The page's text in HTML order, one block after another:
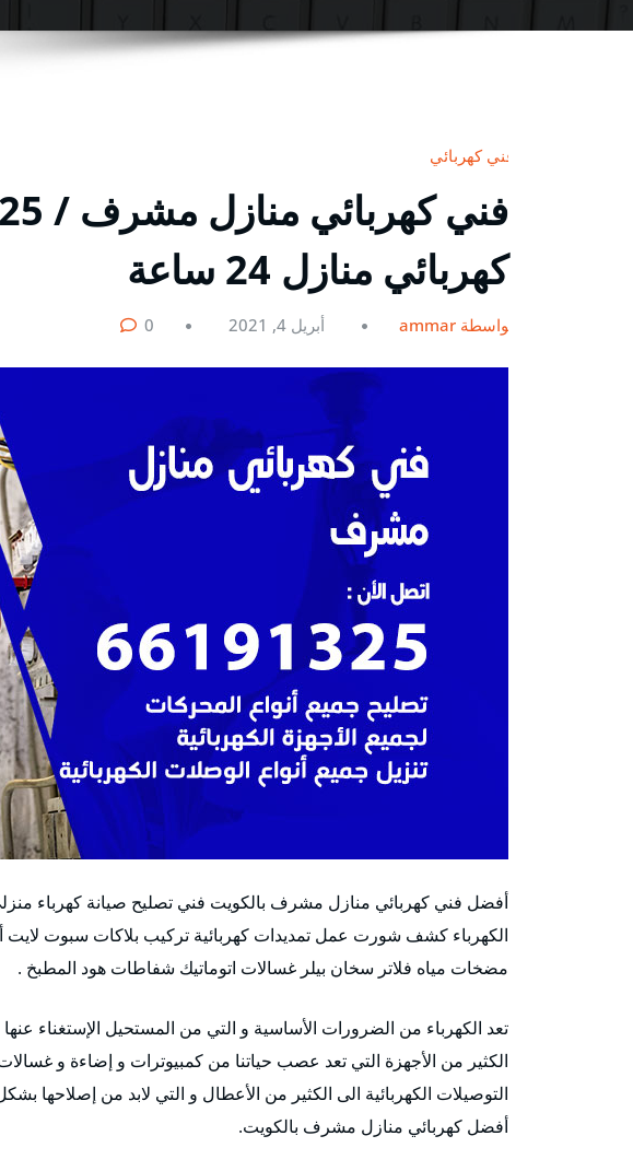
فني كهربائي
كهربائي منازل 24 ساعة
بواسطة ammar أبريل 4, 2021 0
الكهرباء كشف شورت عمل تمديدات كهربائية تركيب بلاكات سبوت
مضخات مياه فلاتر سخان بيلر غسالات اتوماتيك شفاطات هود المطبخ .
تعد الكهرباء من الضرورات الأساسية و التي من المستحيل الإستغناء
الكثير من الأجهزة التي تعد عصب حياتنا من كمبيوترات و إضاءة و
التوصيلات الكهربائية الى الكثير من الأعطال و التي لابد من إصلاحها
أفضل كهربائي منازل مشرف بالكويت.